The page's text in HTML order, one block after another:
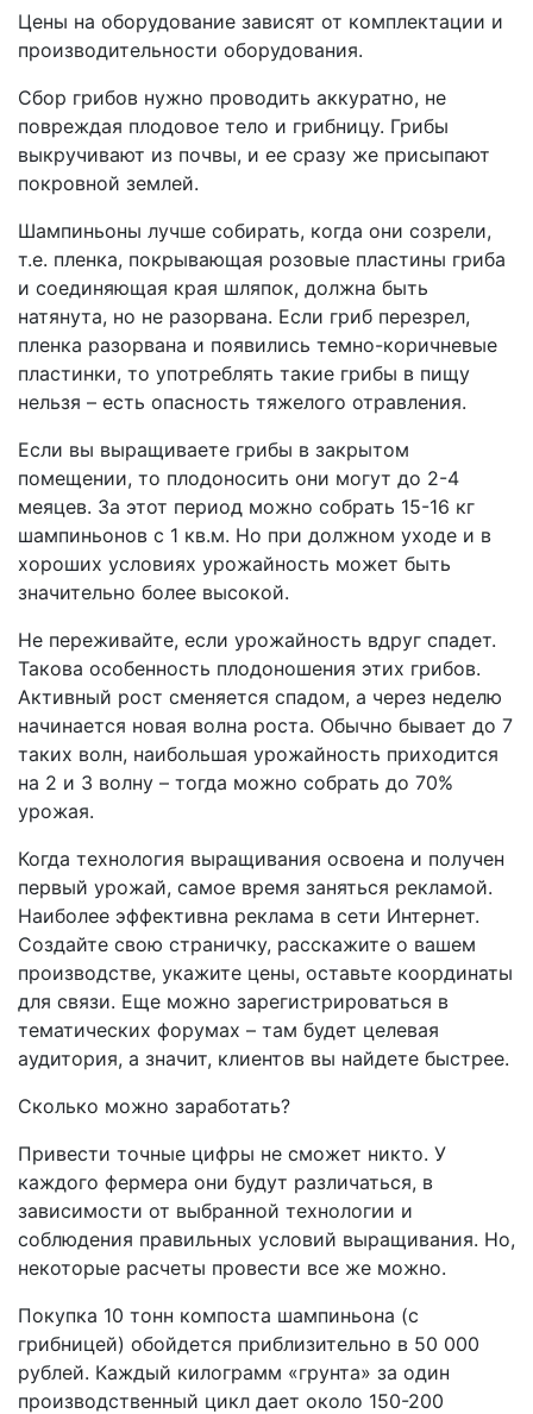
Цены на оборудование зависят от комплектации и
производительности оборудования.
Сбор грибов нужно проводить аккуратно, не
повреждая плодовое тело и грибницу. Грибы
выкручивают из почвы, и ее сразу же присыпают
покровной землей.
Шампиньоны лучше собирать, когда они созрели,
т.е. пленка, покрывающая розовые пластины гриба
и соединяющая края шляпок, должна быть
натянута, но не разорвана. Если гриб перезрел,
пленка разорвана и появились темно-коричневые
пластинки, то употреблять такие грибы в пищу
нельзя – есть опасность тяжелого отравления.
Если вы выращиваете грибы в закрытом
помещении, то плодоносить они могут до 2-4
меяцев. За этот период можно собрать 15-16 кг
шампиньонов с 1 кв.м. Но при должном уходе и в
хороших условиях урожайность может быть
значительно более высокой.
Не переживайте, если урожайность вдруг спадет.
Такова особенность плодоношения этих грибов.
Активный рост сменяется спадом, а через неделю
начинается новая волна роста. Обычно бывает до 7
таких волн, наибольшая урожайность приходится
на 2 и 3 волну – тогда можно собрать до 70%
урожая.
Когда технология выращивания освоена и получен
первый урожай, самое время заняться рекламой.
Наиболее эффективна реклама в сети Интернет.
Создайте свою страничку, расскажите о вашем
производстве, укажите цены, оставьте координаты
для связи. Еще можно зарегистрироваться в
тематических форумах – там будет целевая
аудитория, а значит, клиентов вы найдете быстрее.
Сколько можно заработать?
Привести точные цифры не сможет никто. У
каждого фермера они будут различаться, в
зависимости от выбранной технологии и
соблюдения правильных условий выращивания. Но,
некоторые расчеты провести все же можно.
Покупка 10 тонн компоста шампиньона (с
грибницей) обойдется приблизительно в 50 000
рублей. Каждый килограмм «грунта» за один
производственный цикл дает около 150-200